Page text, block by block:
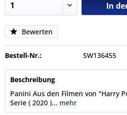
In
Bewerten
Bestell-Nr.: SW136455
Beschreibung
Panini Aus den Filmen von "Harry
Serie ( 2020 )... mehr